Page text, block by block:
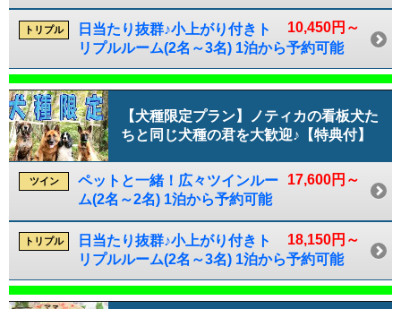
10,450円～
トリプル
日当たり抜群♪小上がり付きト
リプルルーム(2名～3名) 1泊から予約可能
【犬種限定プラン】ノティカの看板犬た
ちと同じ犬種の君を大歓迎♪【特典付】
17,600円～
ツイン
ペットと一緒！広々ツインルー
ム(2名～2名) 1泊から予約可能
18,150円～
トリプル
日当たり抜群♪小上がり付きト
リプルルーム(2名～3名) 1泊から予約可能